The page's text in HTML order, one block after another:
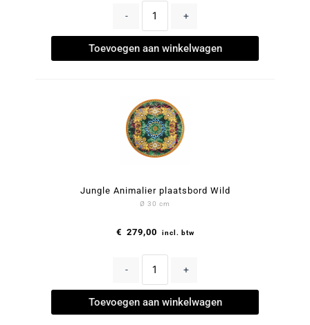
- +
Toevoegen aan winkelwagen
Jungle Animalier plaatsbord Wild
Ø 30 cm
€ 279,00 incl. btw
- +
Toevoegen aan winkelwagen